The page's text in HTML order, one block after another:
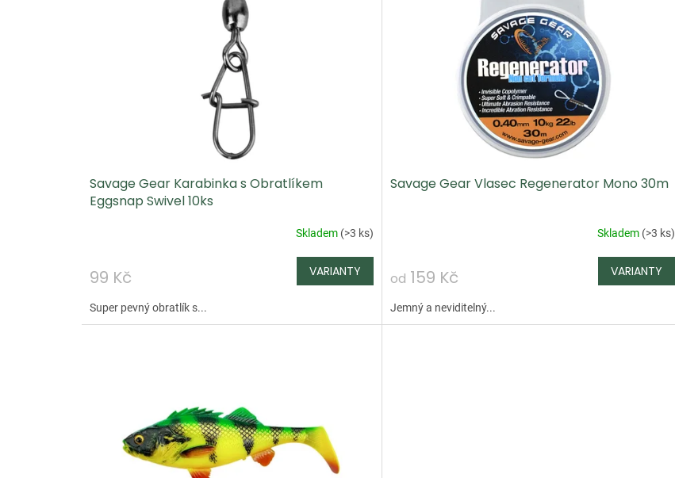
kSavage Gear Karabinka s Obratlíkem
Eggsnap Swivel 10ks
Skladem (>3 ks)
99 Kč
Super pevný obratlík s...
Savage Gear Vlasec Regenerator Mono 30m
Skladem (>3 ks)
od 159 Kč
Jemný a neviditelný...